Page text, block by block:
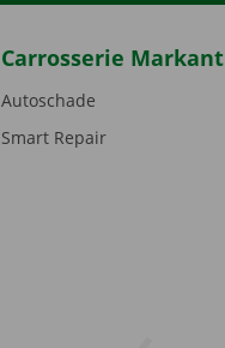
Carrosserie Markant
Autoschade
Smart Repair